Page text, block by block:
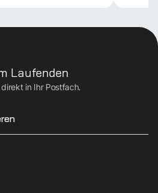
Laufenden
in Ihr Postfach.